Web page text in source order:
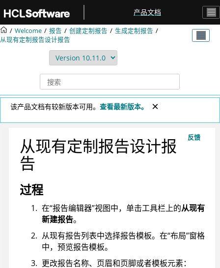
产品文档
Welcome 报告 创建定制报告
生成定制报告
从现有定制报告设计报告
该产品文档有较新版本可用。 查看最新版本。
反馈
从现有定制报告设计报
告
过程
在“报告编辑器”视图中，单击工具栏上的从现有
新建报告。
从现有报告列表中选择报告模板。在“布局”窗格
中，预览报告模板。
更改报告名称、页眉和页脚或者模板元素：